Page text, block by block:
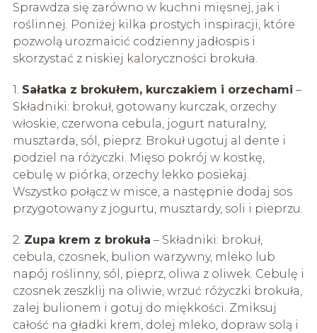
Sprawdza się zarówno w kuchni mięsnej, jak i
roślinnej. Poniżej kilka prostych inspiracji, które
pozwolą urozmaicić codzienny jadłospis i
skorzystać z niskiej kaloryczności brokuła.
1. Sałatka z brokułem, kurczakiem i orzechami –
Składniki: brokuł, gotowany kurczak, orzechy
włoskie, czerwona cebula, jogurt naturalny,
musztarda, sól, pieprz. Brokuł ugotuj al dente i
podziel na różyczki. Mięso pokrój w kostkę,
cebulę w piórka, orzechy lekko posiekaj.
Wszystko połącz w misce, a następnie dodaj sos
przygotowany z jogurtu, musztardy, soli i pieprzu.
2. Zupa krem z brokuła – Składniki: brokuł,
cebula, czosnek, bulion warzywny, mleko lub
napój roślinny, sól, pieprz, oliwa z oliwek. Cebulę i
czosnek zeszklij na oliwie, wrzuć różyczki brokuła,
zalej bulionem i gotuj do miękkości. Zmiksuj
całość na gładki krem, dolej mleko, dopraw solą i